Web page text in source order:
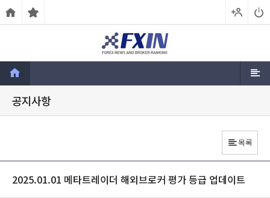
공지사항
목록
2025.01.01 메타트레이더 해외브로커 평가 등급 업데이트